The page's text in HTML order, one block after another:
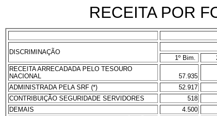
RECEITA POR
DISCRIMINAÇÃO
1º Bim.
RECEITA ARRECADADA PELO TESOURO
NACIONAL
57.935
ADMINISTRADA PELA SRF (*)
52.917
CONTRIBUIÇÃO SEGURIDADE SERVIDORES
518
DEMAIS
4.500